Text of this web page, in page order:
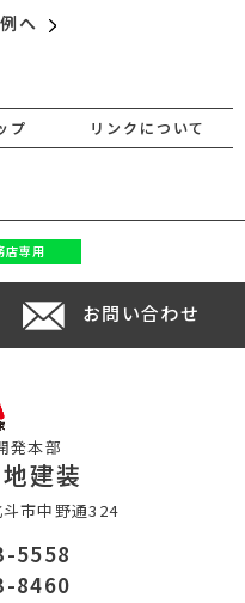
へ
プ リンクについて
店専用
お問い合わせ
発本部
建装
市中野通324
5558
8460